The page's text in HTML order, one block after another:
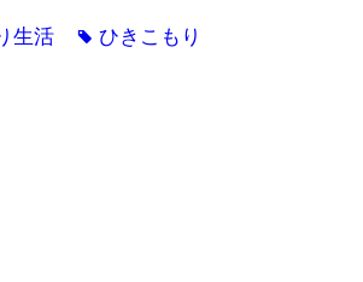
生活 tagひきこもり